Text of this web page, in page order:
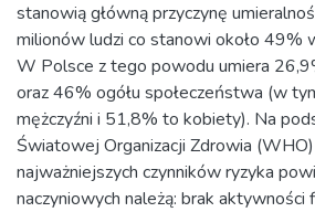
stanowią główną przyczynę
milionów ludzi co stanowi około 49%
W Polsce z tego powodu umiera
oraz 46% ogółu społeczeństwa (w
mężczyźni i 51,8% to kobiety). Na
Światowej Organizacji Zdrowia
najważniejszych czynników ryzyka
naczyniowych należą: brak aktywności